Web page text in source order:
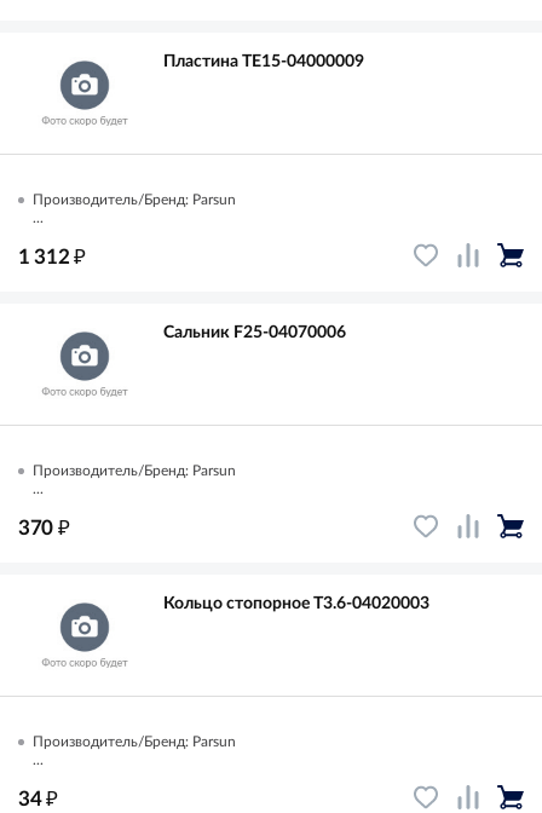
Пластина TE15-04000009
Производитель/Бренд: Parsun
...
1 312₽
Сальник F25-04070006
Производитель/Бренд: Parsun
...
370 ₽
Кольцо стопорное T3.6-04020003
Производитель/Бренд: Parsun
...
34₽